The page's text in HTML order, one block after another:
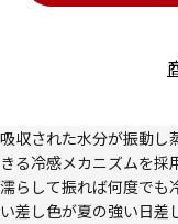
吸収された水分が振動し
きる冷感メカニズムを採
濡らして振れば何度でも
い差し色が夏の強い日差